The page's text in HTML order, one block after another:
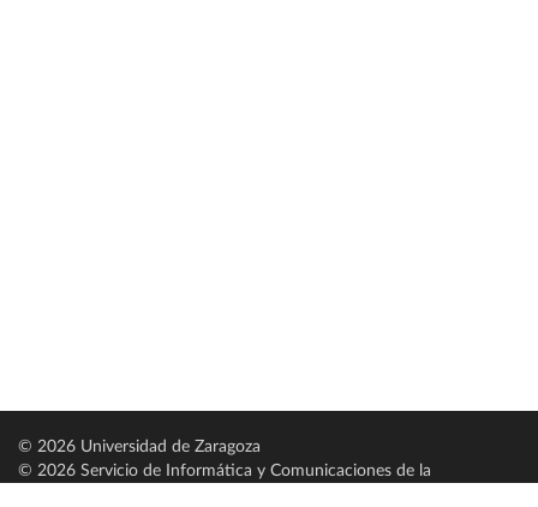
© 2026 Universidad de Zaragoza
© 2026 Servicio de Informática y Comunicaciones de la